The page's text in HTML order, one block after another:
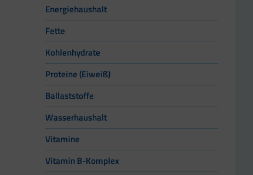
Energiehaushalt
Fette
Kohlenhydrate
Proteine (Eiweiß)
Ballaststoffe
Wasserhaushalt
Vitamine
Vitamin B-Komplex